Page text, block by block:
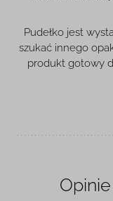
Pudełko jest
szukać innego
produkt gotowy